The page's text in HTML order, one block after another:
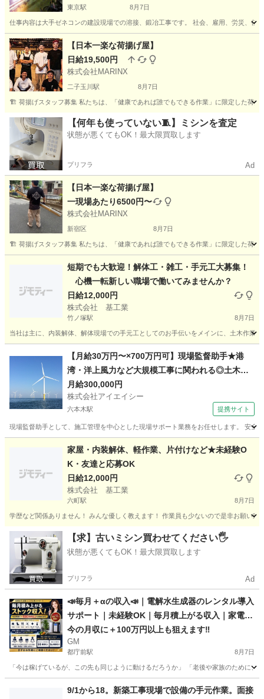
東京駅 8月7日
仕事内容は大手ゼネコンの建設現場での溶接、鍛冶工事です。 社会、雇用、労災、
東京 中央区 東京駅 加工 鍛冶
【日本一楽な荷揚げ屋】
日給19,500円
株式会社MARINX
二子玉川駅 8月7日
🏗️ 荷揚げスタッフ募集 私たちは、「健康であれば誰でもできる作業」に限定した荷
東京 世田谷区 二子玉川駅 その他 スタッフ
【何年も使っていない🧵】ミシンを査定
状態が悪くてもOK！最大限買取します
プリフラ Ad
【日本一楽な荷揚げ屋】
一現場あたり6500円〜
株式会社MARINX
新宿区 8月7日
🏗️ 荷揚げスタッフ募集 私たちは、「健康であれば誰でもできる作業」に限定した荷
建築 スタッフ
短期でも大歓迎！解体工・雑工・手元工大募集！
心機一転新しい職場で働いてみませんか？
日給12,000円
株式会社 基工業
竹ノ塚駅 8月7日
当社は主に、内装解体、解体現場での手元工としてのお手伝いをメインに、土木作業
竹ノ塚駅 その他 東京 足立区 六町駅
スタッフ
【月給30万円〜×700万円可】現場監督助手★港
湾・洋上風力など大規模工事に関われる◎土木建
設経験者求む
月給300,000円
株式会社アイエイシー
六本木駅 提携サイト
現場監督助手として、施工管理を中心とした現場サポート業務をお任せします。 安
その他
家屋・内装解体、軽作業、片付けなど★未経験O
K・友達と応募OK
日給12,000円
株式会社 基工業
六町駅 8月7日
学歴など関係ありません！ みんな優しく教えます！ 作業員も少ないので是非お願い
東京 足立区 六町駅 その他 東京 足立区 竹ノ塚駅
その他 給料
【求】古いミシン買わせてください🖐️
状態が悪くてもOK！最大限買取します
プリフラ Ad
📣毎月＋αの収入📣｜電解水生成器のレンタル導入
サポート｜未経験OK｜毎月積上がる収入｜家電取
付業者・営業職・個人の方も活躍中！｜東京都 🔻
🔻🔻🔻🔻🔻🔻🔻🔻🔻🔻🔻🔻🔻
今の月収に＋100万円以上も狙えます‼️
GM
都庁前駅 8月7日
「今は稼げているが、この先も同じように動けるだろうか」 「老後や家族のため
都庁前駅 その他 サブスク
9/1から18。新築工事現場で設備の手元作業。面接